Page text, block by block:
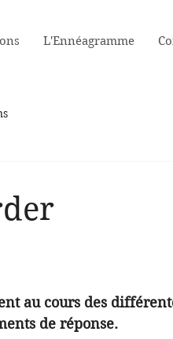
L'Ennéagramme
au cours des
de réponse.